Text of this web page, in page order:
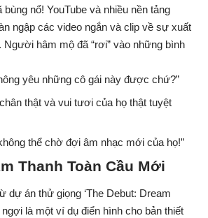
nổ! YouTube và nhiều nền tảng
ngập các video ngắn và clip về sự xuất
. Người hâm mộ đã “rơi” vào những bình
yêu những cô gái này được chứ?”
thật và vui tươi của họ thật tuyệt
thể chờ đợi âm nhạc mới của họ!”
Thanh Toàn Cầu Mới
dự án thử giọng ‘The Debut: Dream
là một ví dụ điển hình cho bản thiết